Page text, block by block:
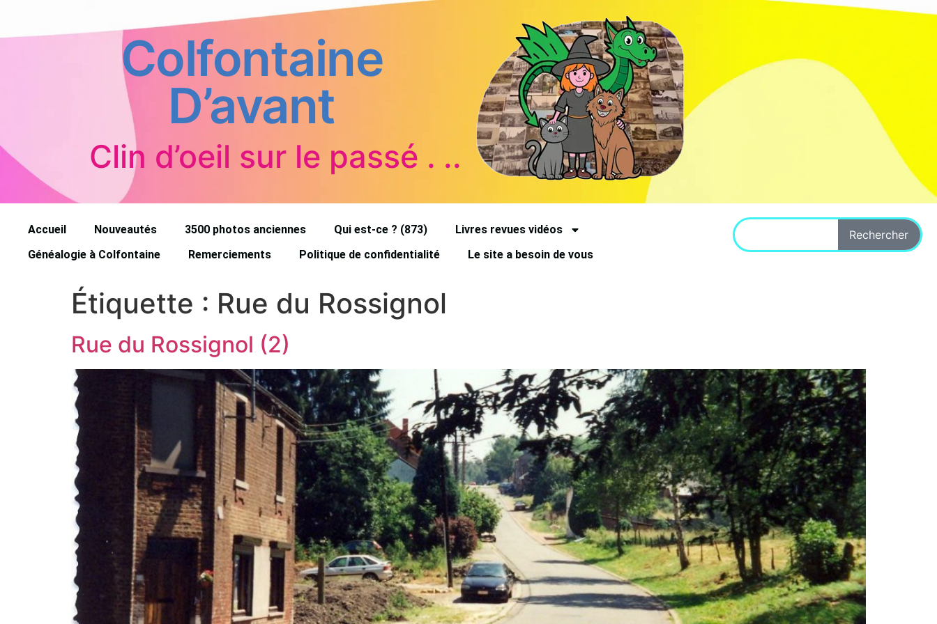
Colfontaine
D’avant
Clin d’oeil sur le passé . ..
Accueil Nouveautés 3500 photos anciennes Qui est-ce ? (873)
Livres revues vidéos
Généalogie à Colfontaine
Remerciements Politique de confidentialité Le site a besoin de vous
Rechercher
Étiquette : Rue du Rossignol
Rue du Rossignol (2)